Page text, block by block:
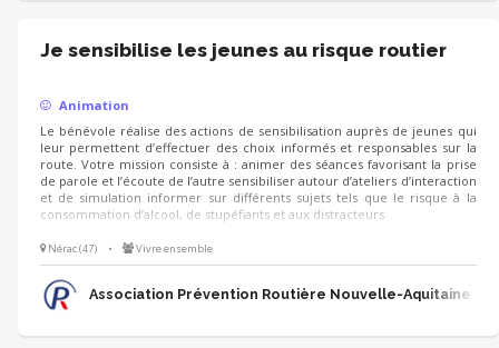
Je sensibilise les jeunes au risque routier
Animation
Le bénévole réalise des actions de sensibilisation auprès de jeunes qui
leur permettent d’effectuer des choix informés et responsables sur la
route. Votre mission consiste à : animer des séances favorisant la prise
de parole et l’écoute de l’autre sensibiliser autour d’ateliers d’interaction
et de simulation informer sur différents sujets tels que le risque à la
consommation d’alcool, de stupéfiants et aux distracteurs
Nérac (47) • Vivre ensemble
Association Prévention Routière Nouvelle-Aquitaine